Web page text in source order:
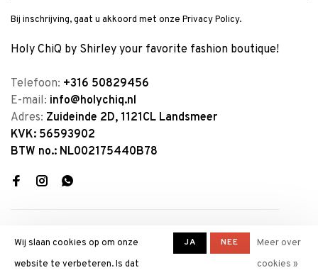
Bij inschrijving, gaat u akkoord met onze Privacy Policy.
Holy ChiQ by Shirley your favorite fashion boutique!
Telefoon: +316 50829456
E-mail: info@holychiq.nl
Adres: Zuideinde 2D, 1121CL Landsmeer
KVK: 56593902
BTW no.: NL002175440B78
Wij slaan cookies op om onze
website te verbeteren. Is dat
JA NEE
Meer over
cookies »